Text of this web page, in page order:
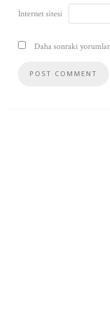
İnternet sitesi
Daha sonraki